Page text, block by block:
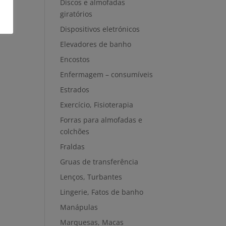
Discos e almofadas
giratórios
Dispositivos eletrónicos
Elevadores de banho
Encostos
Enfermagem – consumíveis
Estrados
Exercício, Fisioterapia
Forras para almofadas e
colchões
Fraldas
Gruas de transferência
Lenços, Turbantes
Lingerie, Fatos de banho
Manápulas
Marquesas, Macas